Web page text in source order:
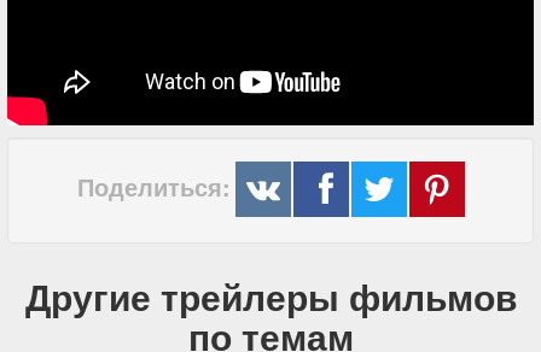
Поделиться:
Другие трейлеры фильмов
по темам